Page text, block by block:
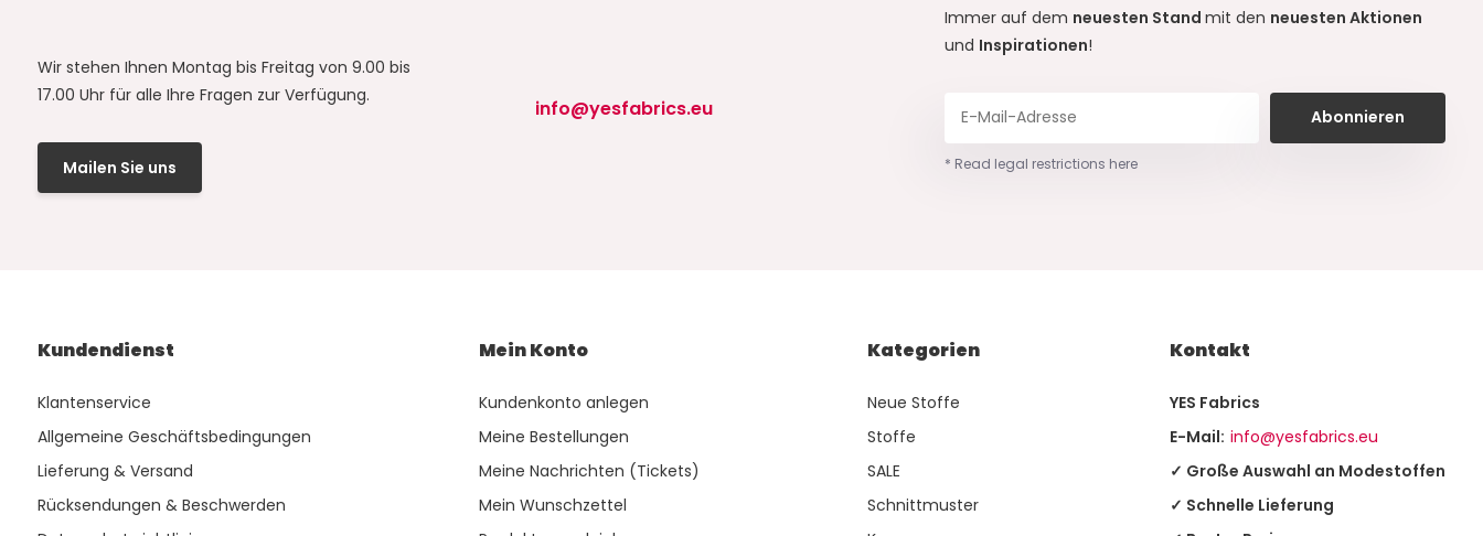
Wir stehen Ihnen Montag bis Freitag von 9.00 bis
17.00 Uhr für alle Ihre Fragen zur Verfügung.
Mailen Sie uns
info@yesfabrics.eu
Immer auf dem neuesten Standmit den neuesten Aktionen
und Inspirationen!
Abonnieren
* Read legal restrictions here
Kundendienst
Klantenservice
Allgemeine Geschäftsbedingungen
Lieferung & Versand
Rücksendungen & Beschwerden
Mein Konto
Kundenkonto anlegen
Meine Bestellungen
Meine Nachrichten (Tickets)
Mein Wunschzettel
Kategorien
Neue Stoffe
Stoffe
SALE
Schnittmuster
Kontakt
YES Fabrics
E-Mail: info@yesfabrics.eu
✓ Große Auswahl an Modestoffen
✓ Schnelle Lieferung